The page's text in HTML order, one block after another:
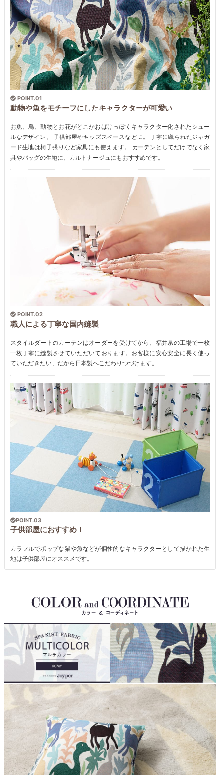
POINT.01
動物や魚をモチーフにしたキャラクターが可愛い
お魚、鳥、動物とお花がどこかおばけっぽくキャラクター化されたシュー
ルなデザイン。 子供部屋やキッズスペースなどに。 丁寧に織られたジャガ
ード生地は椅子張りなど家具にも使えます。 カーテンとしてだけでなく家
具やバッグの生地に、カルトナージュにもおすすめです。
POINT.02
職人による丁寧な国内縫製
スタイルダートのカーテンはオーダーを受けてから、福井県の工場で一枚
一枚丁寧に縫製させていただいております。お客様に安心安全に長く使っ
ていただきたい、だから日本製へこだわりつづけます。
POINT.03
子供部屋におすすめ！
カラフルでポップな猫や魚などが個性的なキャラクターとして描かれた生
地は子供部屋にオススメです。